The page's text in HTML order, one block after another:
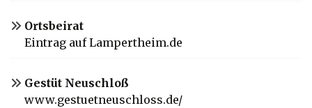
Ortsbeirat
Eintrag auf Lampertheim.de
Gestüt Neuschloß
www.gestuetneuschloss.de/